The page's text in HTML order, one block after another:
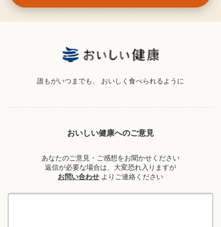
誰もがいつまでも、 おいしく食べられるように
おいしい健康へのご意見
あなたのご意見・ご感想をお聞かせください
返信が必要な場合は、大変恐れ入りますが
お問い合わせ よりご連絡ください